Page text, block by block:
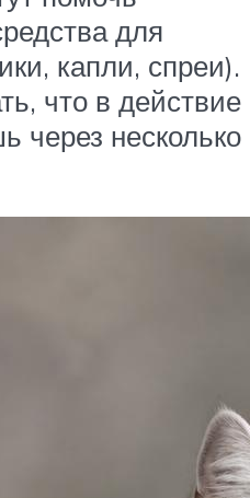
для
капли, спреи).
что в действие
через несколько